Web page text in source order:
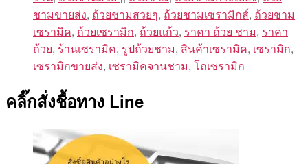
ชามขายส่ง, ถ้วยชามสวยๆ, ถ้วยชามเซรามิกส์, ถ้วยชาม
เซรามิค, ถ้วยเซรามิก, ถ้วยแก้ว, ราคา ถ้วย ชาม, ราคา
ถ้วย, ร้านเซรามิค, รูปถ้วยชาม, สินค้าเซรามิค, เซรามิก,
เซรามิกขายส่ง, เซรามิคจานชาม, โถเซรามิก
คลิ๊กสั่งชื้อทาง Line